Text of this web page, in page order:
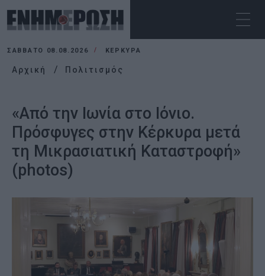
ΣΆΒΒΑΤΟ 08.08.2026 ΚΕΡΚΥΡΑ
Αρχική Πολιτισμός
«Από την Ιωνία στο Ιόνιο.
Πρόσφυγες στην Κέρκυρα μετά
τη Μικρασιατική Καταστροφή»
(photos)